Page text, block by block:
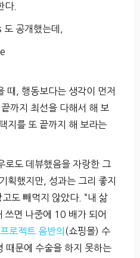
다.
공개했는데,
때, 행동보다는 생각이 먼저
까지 최선을 다해서 해 보
지를 또 끝까지 해 보라는
로도 데뷰했음을 자랑한 그
획했지만, 성과는 그리 좋지
도 빼먹지 않았다. “내 삶
면 나중에 10 배가 되어
로젝트 음반의 (쇼핑몰) 수
문에 수술을 하지 못하는